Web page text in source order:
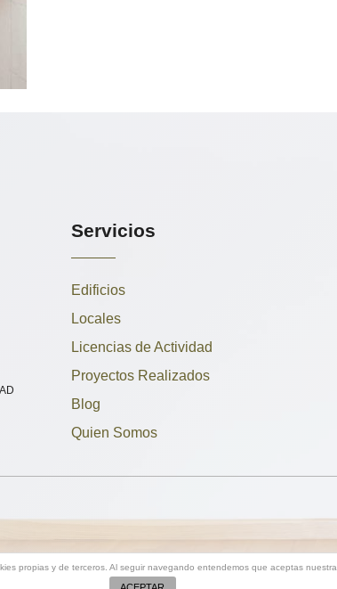
Servicios
Edificios
Locales
Licencias de Actividad
Proyectos Realizados
Blog
Quien Somos
propias y de terceros. Al seguir navegando entendemos que aceptas nuestra